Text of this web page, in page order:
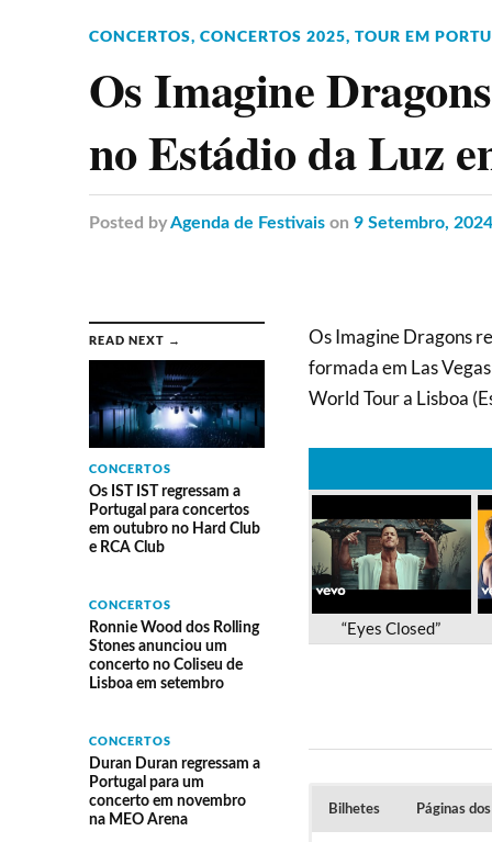
CONCERTOS, CONCERTOS 2025, TOUR EM
Os Imagine
no Estádio da Luz
Posted byAgenda de Festivais on 9 Setembro, 2024
READ NEXT →
CONCERTOS
Os IST IST regressam a
Portugal para concertos
em outubro no Hard Club
e RCA Club
CONCERTOS
Ronnie Wood dos Rolling
Stones anunciou um
concerto no Coliseu de
Lisboa em setembro
CONCERTOS
Duran Duran regressam a
Portugal para um
concerto em novembro
na MEO Arena
Os Imagine Dragons
formada em Las
World Tour a Lisboa
“Eyes Closed”
Bilhetes Páginas